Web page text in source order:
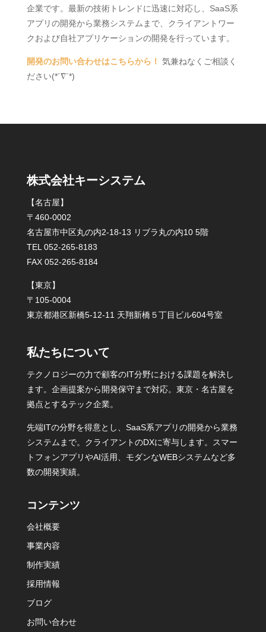
企業です。最新の技術トレンドに迅速に対応し、SaaS系
アプリの開発から業務システムまで、クライアントワー
クおよび自社アプリケーションの開発を行っています。
開発のお問い合わせはこちらから！ 気兼ねなくご相談く
ださい(*´∇`*)
株式会社キーシステム
【名古屋】
〒460-0002
名古屋市中区丸の内2-18-13 リブラ丸の内10 5階
TEL 052-265-8183
FAX 052-265-8184
【東京】
〒105-0004
東京都港区新橋5-12-11 天翔新橋５丁目ビル604号室
私たちについて
テクノロジーの力で顧客のIT分野における課題を解決し
ます。企画提案から開発保守まで対応。東京・名古屋を
拠点とするテック企業。
先端ITの分野を得意とし、SaaS系アプリの開発から業務
システムまで。クライアントのDXに寄与します。スマー
トフォンアプリやAI活用、モダンなWEBシステムなど多
数の開発実績。
コンテンツ
会社概要
事業内容
制作実績
採用情報
ブログ
お問い合わせ